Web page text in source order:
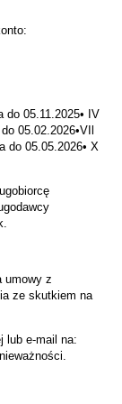
do 05.11.2025• IV
05.02.2026•VIl
do 05.05.2026• X
umowy z
ze skutkiem na
lub e-mail na: